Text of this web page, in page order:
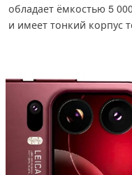
обладает ёмкостью 5
и имеет тонкий корпус
позволяет с удобством
кобальта, что снижает